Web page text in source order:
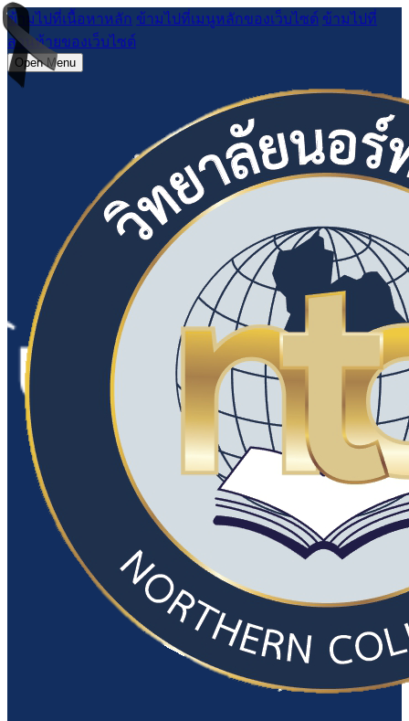
ข้ามไปที่เนื้อหาหลัก ข้ามไปที่เมนูหลักของเว็บไซต์ ข้ามไปที่
ส่วนท้ายของเว็บไซต์
Open Menu